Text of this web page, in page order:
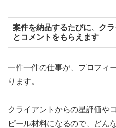
案件を納品するたびに、クラ
とコメントをもらえます
一件一件の仕事が、プロフィ
ります。
クライアントからの星評価や
ピール材料になるので、どん